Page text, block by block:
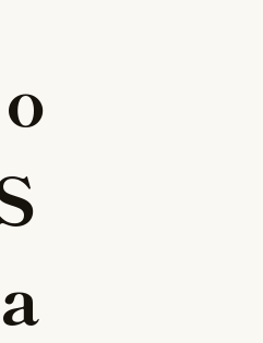
o
a